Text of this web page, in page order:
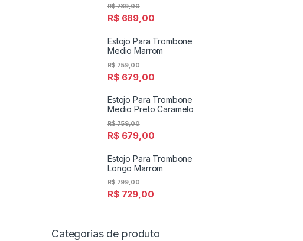
R$689,00
R$789,00
Estojo Para Trombone
Medio Marrom
R$679,00
R$759,00
Estojo Para Trombone
Medio Preto Caramelo
R$679,00
R$759,00
Estojo Para Trombone
Longo Marrom
R$729,00
R$799,00
Categorias de produto